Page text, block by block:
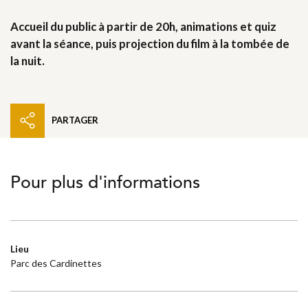
Accueil du public à partir de 20h, animations et quiz
avant la séance, puis projection du film à la tombée de
la nuit.
PARTAGER
Pour plus d'informations
Lieu
Parc des Cardinettes